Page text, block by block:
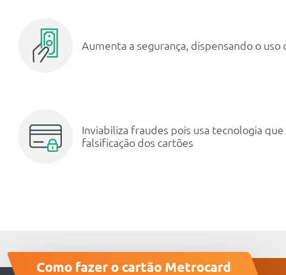
Aumenta a segurança, dispensando o uso
Inviabiliza fraudes pois usa tecnologia
falsificação dos cartões
Como fazer o cartão Metrocard